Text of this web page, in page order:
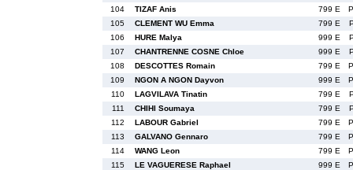
104
TIZAF Anis 799 E
105
CLEMENT WU Emma 799 E
106
HURE Malya 999 E
107
CHANTRENNE COSNE Chloe 999 E
108
DESCOTTES Romain 799 E
109
NGON A NGON Dayvon 999 E
110
LAGVILAVA Tinatin 799 E
111
CHIHI Soumaya 799 E
112
LABOUR Gabriel 799 E
113
GALVANO Gennaro 799 E
114
WANG Leon 799 E
115
LE VAGUERESE Raphael 999 E